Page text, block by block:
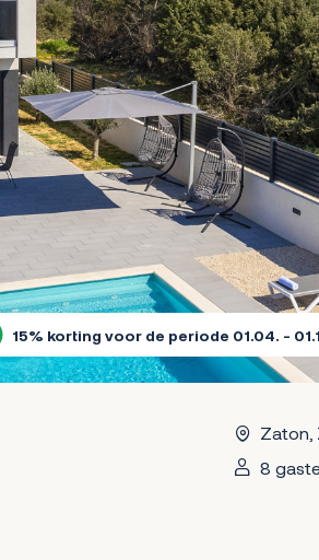
15% korting voor de periode 01.04. -
Zaton,
8